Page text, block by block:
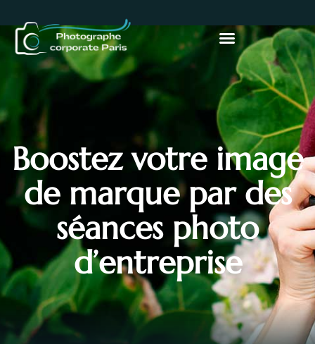
Boostez votre image
de marque par des
séances photo
d’entreprise